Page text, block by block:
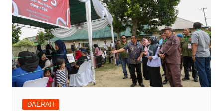
DAERAH